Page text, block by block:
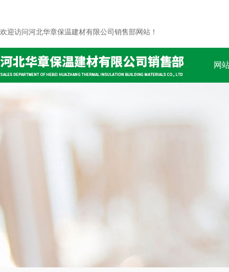
欢迎访问河北华章保温建材有限公司销售部网站！
网